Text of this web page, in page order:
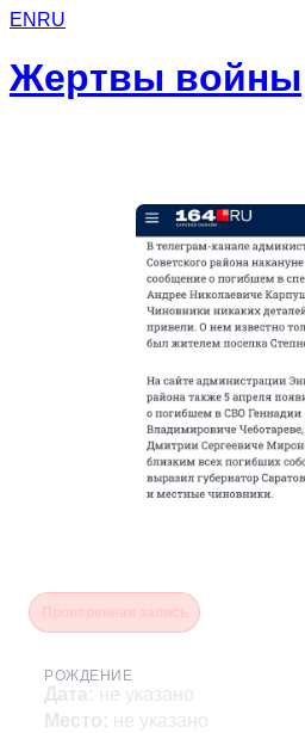
EN RU
Жертвы войны
РОЖДЕНИЕ
Дата: не указано
Место: не указано